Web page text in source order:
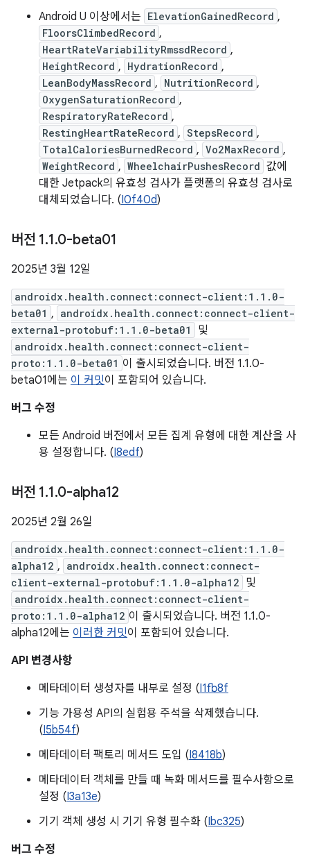
Android U 이상에서는 ElevationGainedRecord ,
FloorsClimbedRecord ,
HeartRateVariabilityRmssdRecord ,
HeightRecord , HydrationRecord ,
LeanBodyMassRecord , NutritionRecord ,
OxygenSaturationRecord ,
RespiratoryRateRecord ,
RestingHeartRateRecord , StepsRecord ,
TotalCaloriesBurnedRecord , Vo2MaxRecord ,
WeightRecord , WheelchairPushesRecord 값에
대한 Jetpack의 유효성 검사가 플랫폼의 유효성 검사로
대체되었습니다. (I0f40d)
버전 1.1.0-beta01
2025년 3월 12일
androidx.health.connect:connect-client:1.1.0-
beta01 , androidx.health.connect:connect-client-
external-protobuf:1.1.0-beta01
및
androidx.health.connect:connect-client-
proto:1.1.0-beta01 이 출시되었습니다. 버전 1.1.0-
beta01에는 이 커밋이 포함되어 있습니다.
버그 수정
모든 Android 버전에서 모든 집계 유형에 대한 계산을 사
용 설정합니다. (I8edf)
버전 1.1.0-alpha12
2025년 2월 26일
androidx.health.connect:connect-client:1.1.0-
alpha12 , androidx.health.connect:connect-
client-external-protobuf:1.1.0-alpha12 및
androidx.health.connect:connect-client-
proto:1.1.0-alpha12 이 출시되었습니다. 버전 1.1.0-
alpha12에는 이러한 커밋이 포함되어 있습니다.
API 변경사항
메타데이터 생성자를 내부로 설정 (I1fb8f
기능 가용성 API의 실험용 주석을 삭제했습니다.
(I5b54f)
메타데이터 팩토리 메서드 도입 (I8418b)
메타데이터 객체를 만들 때 녹화 메서드를 필수사항으로
설정 (I3a13e)
기기 객체 생성 시 기기 유형 필수화 (Ibc325)
버그 수정